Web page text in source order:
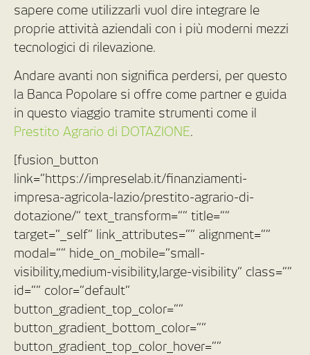
sapere come utilizzarli vuol dire integrare le
proprie attività aziendali con i più moderni mezzi
tecnologici di rilevazione.
Andare avanti non significa perdersi, per questo
la Banca Popolare si offre come partner e guida
in questo viaggio tramite strumenti come il
Prestito Agrario di DOTAZIONE.
[fusion_button
link=”https://impreselab.it/finanziamenti-
impresa-agricola-lazio/prestito-agrario-di-
dotazione/” text_transform=”” title=””
target=”_self” link_attributes=”” alignment=””
modal=”” hide_on_mobile=”small-
visibility,medium-visibility,large-visibility” class=””
id=”” color=”default”
button_gradient_top_color=””
button_gradient_bottom_color=””
button_gradient_top_color_hover=””